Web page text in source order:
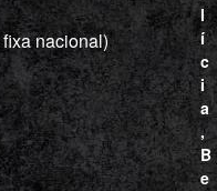
nacional)
l
í
c
i
a
,
B
e